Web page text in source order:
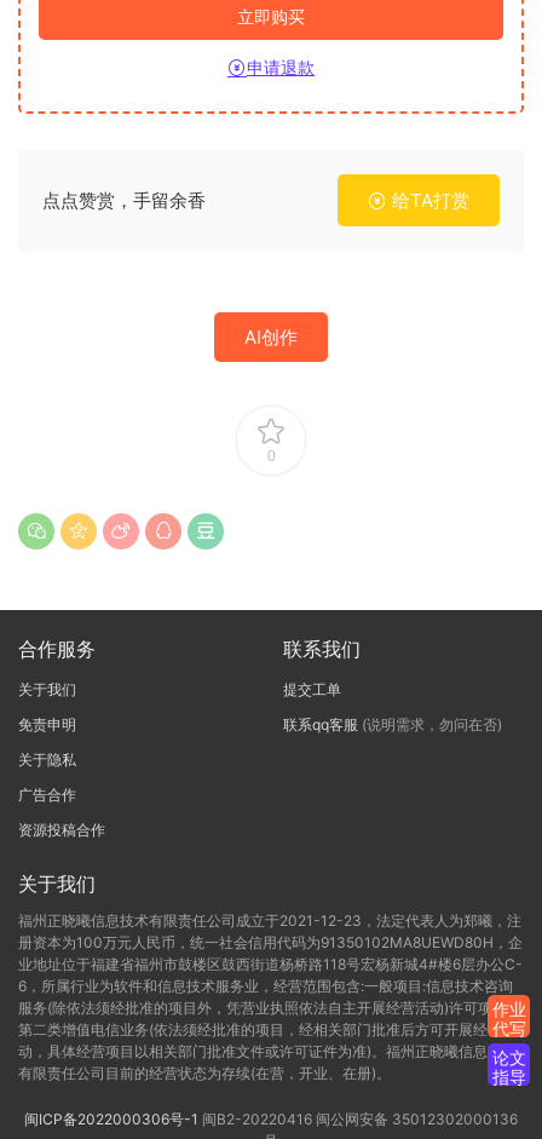
立即购买
申请退款
点点赞赏，手留余香 给TA打赏
AI创作
0
合作服务
关于我们
免责申明
关于隐私
广告合作
资源投稿合作
联系我们
提交工单
联系qq客服 (说明需求，勿问在否)
关于我们
福州正晓曦信息技术有限责任公司成立于2021-12-23，法定代表人为郑曦，注
册资本为100万元人民币，统一社会信用代码为91350102MA8UEWD80H，企
业地址位于福建省福州市鼓楼区鼓西街道杨桥路118号宏杨新城4#楼6层办公C-
6，所属行业为软件和信息技术服务业，经营范围包含:一般项目:信息技术咨询
服务(除依法须经批准的项目外，凭营业执照依法自主开展经营活动)许可项目:
第二类增值电信业务(依法须经批准的项目，经相关部门批准后方可开展经营活
动，具体经营项目以相关部门批准文件或许可证件为准)。福州正晓曦信息技术
有限责任公司目前的经营状态为存续(在营，开业、在册)。
闽ICP备2022000306号-1 闽B2-20220416 闽公网安备 35012302000136
作业
代写
论文
指导